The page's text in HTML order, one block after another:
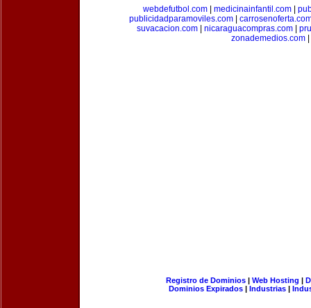
webdefutbol.com
medicinainfantil.com
publicidadparamoviles.com
suvacacion.com| nicaraguacompras.com|
zonademedios.com|
Registro de Dominios| Web Hosting |
Dominios Expirados | Industrias |